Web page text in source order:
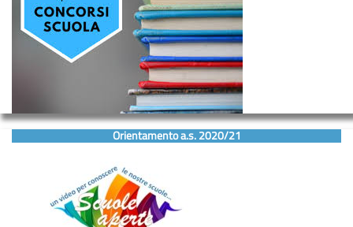
Orientamento a.s. 2020/21